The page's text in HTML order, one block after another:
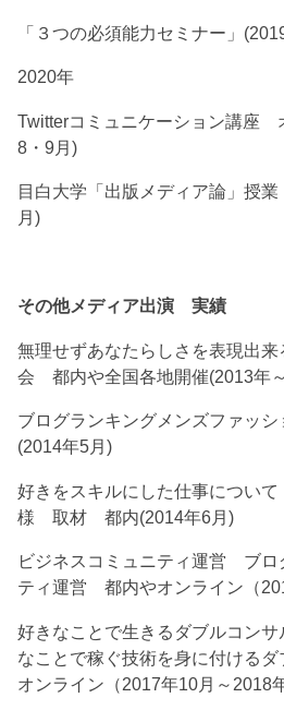
「３つの必須能力セミナー」
2020年
Twitterコミュニケーション講座
8・9月)
目白大学「出版メディア論」授
月)
その他メディア出演 実績
無理せずあなたらしさを表現出
会 都内や全国各地開催(2013年
ブログランキングメンズファッ
(2014年5月)
好きをスキルにした仕事につい
様 取材 都内(2014年6月)
ビジネスコミュニティ運営 ブロ
ティ運営 都内やオンライン（
好きなことで生きるダブルコン
なことで稼ぐ技術を身に付ける
オンライン（2017年10月～2018